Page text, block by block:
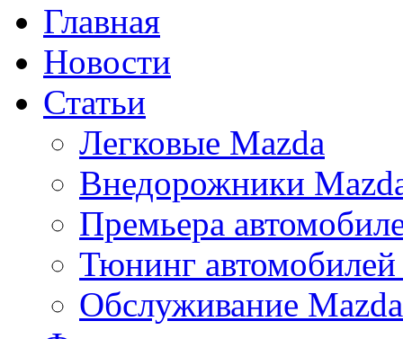
Главная
Новости
Статьи
Легковые Mazda
Внедорожники
Премьера
Тюнинг
Обслуживание Mazda